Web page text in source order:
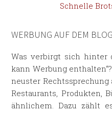
Schnelle
WERBUNG AUF DEM BLOG
Was verbirgt sich hinter
kann Werbung
neuster Rechtssprechung
Restaurants, Produkten,
ähnlichem. Dazu zählt